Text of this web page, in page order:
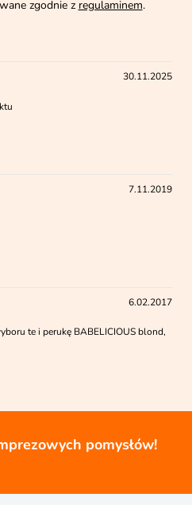
zgodnie z regulaminem.
30.11.2025
7.11.2019
6.02.2017
te i perukę BABELICIOUS blond,
pomysłów!